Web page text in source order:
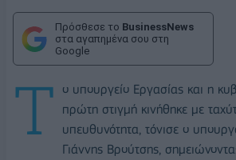
Πρόσθεσε το BusinessNews
στα αγαπημένα σου στη
Google
Τ
ο υπουργείο Εργασίας και η
πρώτη στιγμή κινήθηκε με
υπευθυνότητα, τόνισε ο
Γιάννης Βρούτσης,